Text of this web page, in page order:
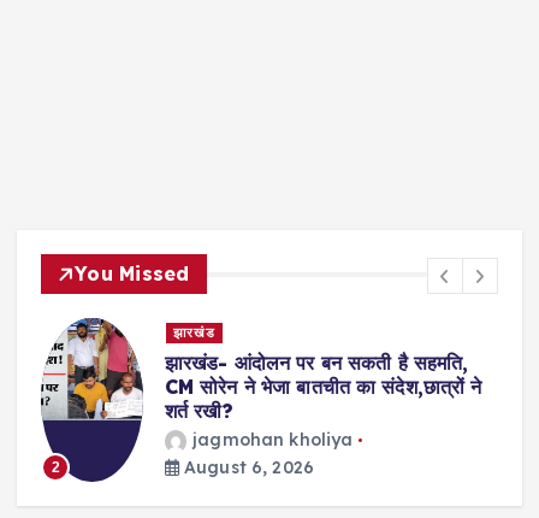
You Missed
पर बन सकती है सहमति,
बातचीत का संदेश,छात्रों ने
3
Shooting- अमेरिका
अंधाधुंध गोलीबारी, कई